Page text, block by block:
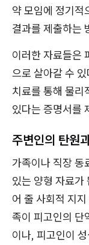
약 모임에 정기적
결과를 제출하는
이러한 자료들은
으로 살아갈 수
치료를 통해 물리
있다는 증명서를
주변인의 탄원
가족이나 직장 동
있는 양형 자료가
어 줄 사회적 지
족이 피고인의 단
이나, 피고인이